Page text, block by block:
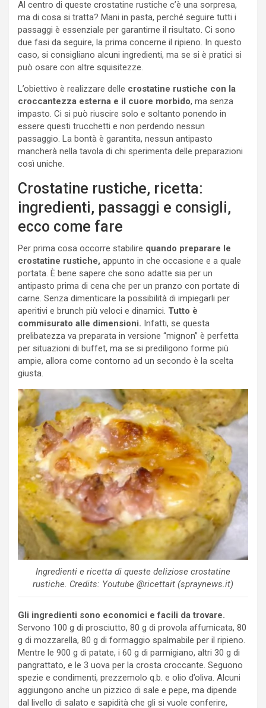
Al centro di queste crostatine rustiche c’è una sorpresa,
ma di cosa si tratta? Mani in pasta, perché seguire tutti i
passaggi è essenziale per garantirne il risultato. Ci sono
due fasi da seguire, la prima concerne il ripieno. In questo
caso, si consigliano alcuni ingredienti, ma se si è pratici si
può osare con altre squisitezze.
L’obiettivo è realizzare delle crostatine rustiche con la
croccantezza esterna e il cuore morbido, ma senza
impasto. Ci si può riuscire solo e soltanto ponendo in
essere questi trucchetti e non perdendo nessun
passaggio. La bontà è garantita, nessun antipasto
mancherà nella tavola di chi sperimenta delle preparazioni
così uniche.
Crostatine rustiche, ricetta:
ingredienti, passaggi e consigli,
ecco come fare
Per prima cosa occorre stabilire quando preparare le
crostatine rustiche, appunto in che occasione e a quale
portata. È bene sapere che sono adatte sia per un
antipasto prima di cena che per un pranzo con portate di
carne. Senza dimenticare la possibilità di impiegarli per
aperitivi e brunch più veloci e dinamici. Tutto è
commisurato alle dimensioni. Infatti, se questa
prelibatezza va preparata in versione “mignon” è perfetta
per situazioni di buffet, ma se si prediligono forme più
ampie, allora come contorno ad un secondo è la scelta
giusta.
Ingredienti e ricetta di queste deliziose crostatine
rustiche. Credits: Youtube @ricettait (spraynews.it)
Gli ingredienti sono economici e facili da trovare.
Servono 100 g di prosciutto, 80 g di provola affumicata, 80
g di mozzarella, 80 g di formaggio spalmabile per il ripieno.
Mentre le 900 g di patate, i 60 g di parmigiano, altri 30 g di
pangrattato, e le 3 uova per la crosta croccante. Seguono
spezie e condimenti, prezzemolo q.b. e olio d’oliva. Alcuni
aggiungono anche un pizzico di sale e pepe, ma dipende
dal livello di salato e sapidità che gli si vuole conferire,